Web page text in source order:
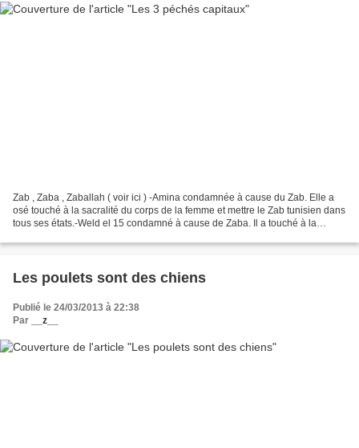
Zab , Zaba , Zaballah ( voir ici ) -Amina condamnée à cause du Zab. Elle a
osé touché à la sacralité du corps de la femme et mettre le Zab tunisien dans
tous ses états.-Weld el 15 condamné à cause de Zaba. Il a touché à la
Les poulets sont des chiens
Publié le 24/03/2013 à 22:38
Par
__z__